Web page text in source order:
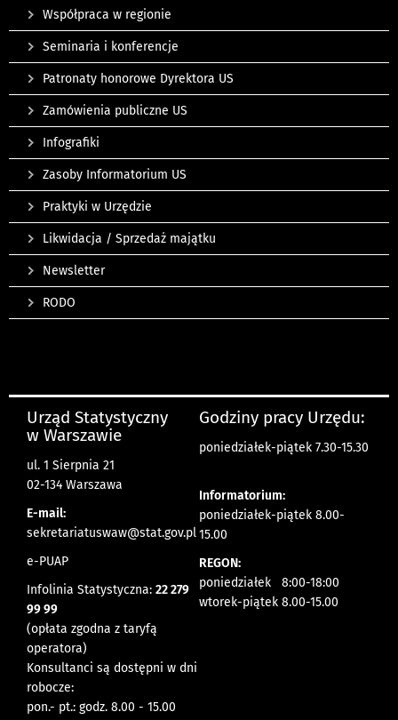
Współpraca w regionie
Seminaria i konferencje
Patronaty honorowe Dyrektora US
Zamówienia publiczne US
Infografiki
Zasoby Informatorium US
Praktyki w Urzędzie
Likwidacja / Sprzedaż majątku
Newsletter
RODO
Urząd Statystyczny
w Warszawie
ul. 1 Sierpnia 21
02-134 Warszawa
E-mail:
sekretariatuswaw@stat.gov.pl
e-PUAP
Infolinia Statystyczna: 22 279
99 99
(opłata zgodna z taryfą
operatora)
Konsultanci są dostępni w dni
robocze:
pon.- pt.: godz. 8.00 - 15.00
Godziny pracy Urzędu:
poniedziałek-piątek 7.30-15.30
Informatorium:
poniedziałek-piątek 8.00-
15.00
REGON:
poniedziałek 8:00-18:00
wtorek-piątek 8.00-15.00